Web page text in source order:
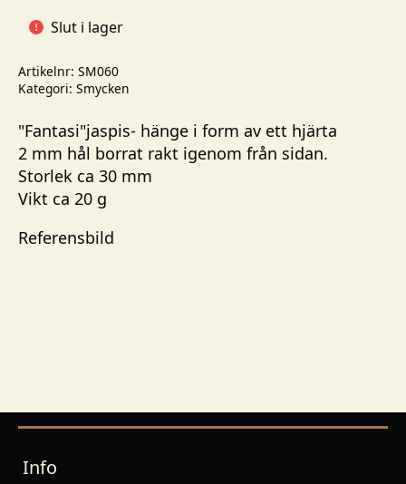
Slut i lager
Artikelnr: SM060
Kategori: Smycken
"Fantasi"jaspis- hänge i form av ett hjärta
2 mm hål borrat rakt igenom från sidan.
Storlek ca 30 mm
Vikt ca 20 g
Referensbild
Info